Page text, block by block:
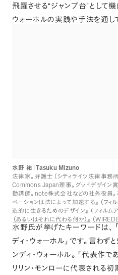
飛躍させる“ジャンプ台”として
ウォーホルの実践や手法を通し
水野 祐｜Tasuku Mizuno
法律家。 弁護士 （ シティライツ法律事務
Commons Japan理事。 グッドデザイン
勤講師。 note株式会社などの社外役員。
ベーションは法によって加速する』 （ フィ
造的に生きるためのデザイン』 （ フィルム
（あるいはそれに代わる何か）』 （ WIRED
水野氏が挙げたキーワードは 、 「
ディ・ウォーホル 」 です。 言わず
ンディ・ウォーホル。 「 代表作で
リリン・モンローに代表される